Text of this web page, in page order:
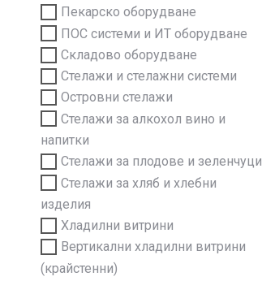
Пекарско оборудване
ПОС системи и ИТ оборудване
Складово оборудване
Стелажи и стелажни системи
Островни стелажи
Стелажи за алкохол вино и
напитки
Стелажи за плодове и зеленчуци
Стелажи за хляб и хлебни
изделия
Хладилни витрини
Вертикални хладилни витрини
(крайстенни)